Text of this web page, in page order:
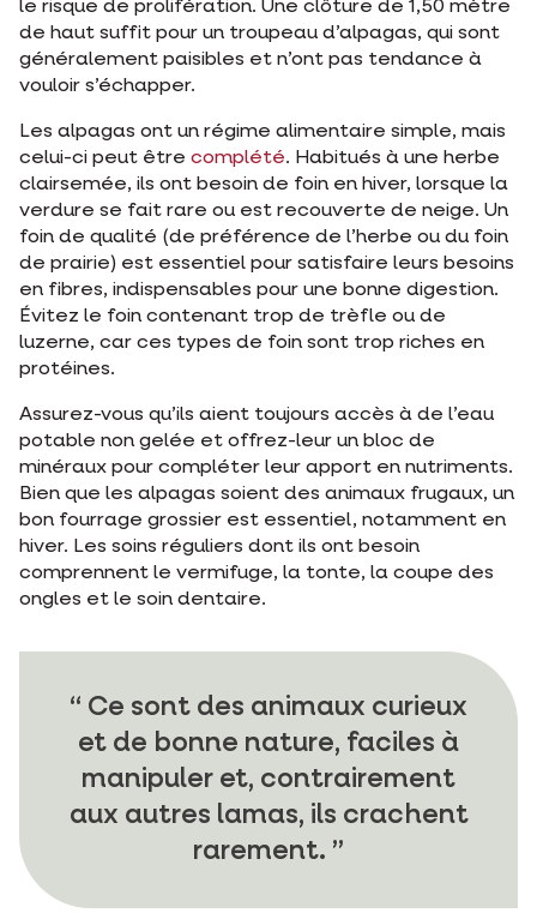
le risque de prolifération. Une clôture de 1,50 mètre
de haut suffit pour un troupeau d’alpagas, qui sont
généralement paisibles et n’ont pas tendance à
vouloir s’échapper.
Les alpagas ont un régime alimentaire simple, mais
celui-ci peut être complété. Habitués à une herbe
clairsemée, ils ont besoin de foin en hiver, lorsque la
verdure se fait rare ou est recouverte de neige. Un
foin de qualité (de préférence de l’herbe ou du foin
de prairie) est essentiel pour satisfaire leurs besoins
en fibres, indispensables pour une bonne digestion.
Évitez le foin contenant trop de trèfle ou de
luzerne, car ces types de foin sont trop riches en
protéines.
Assurez-vous qu’ils aient toujours accès à de l’eau
potable non gelée et offrez-leur un bloc de
minéraux pour compléter leur apport en nutriments.
Bien que les alpagas soient des animaux frugaux, un
bon fourrage grossier est essentiel, notamment en
hiver. Les soins réguliers dont ils ont besoin
comprennent le vermifuge, la tonte, la coupe des
ongles et le soin dentaire.
Ce sont des animaux curieux
et de bonne nature, faciles à
manipuler et, contrairement
aux autres lamas, ils crachent
rarement.